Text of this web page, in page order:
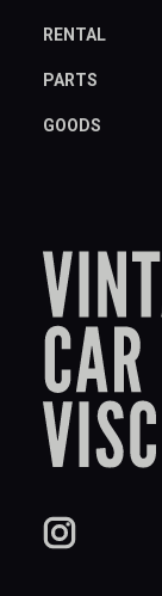
RENTAL
PARTS
GOODS